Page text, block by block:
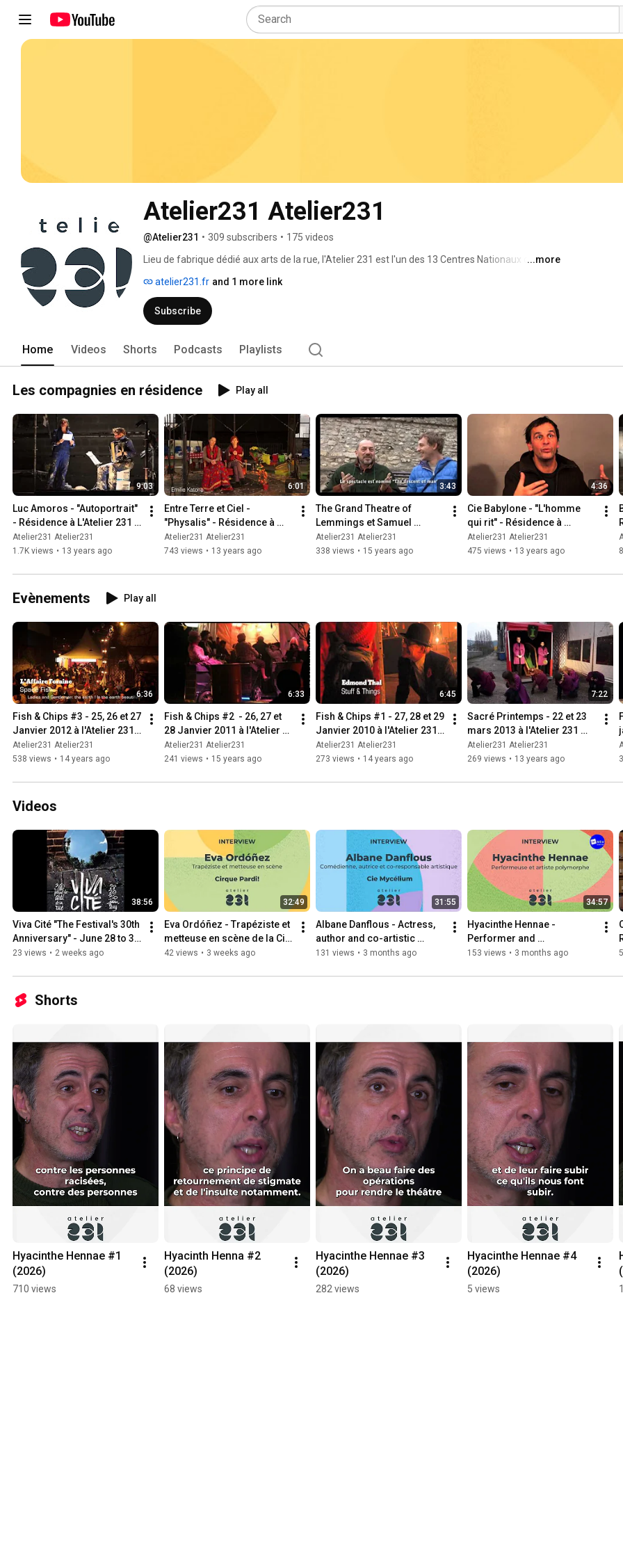
Atelier231 Atelier231
@Atelier231 • 309 subscribers • 175 videos
Lieu de fabrique dédié aux arts de la rue, l'Atelier 231 est l'un des 13 Centres Nationaux des Arts
...more
atelier231.fr and 1 more link
Subscribe
Home Videos Shorts Podcasts Playlists
Les compagnies en résidence Play all
9:03
Luc Amoros - "Autoportrait"
- Résidence à L'Atelier 231
(2012)
Atelier231 Atelier231
1.7K views • 13 years ago
6:01
Entre Terre et Ciel -
"Physalis" - Résidence à
L'Atelier 231 (2012)
Atelier231 Atelier231
743 views • 13 years ago
3:43
The Grand Theatre of
Lemmings et Samuel
Gardes à l'Atelier 231 [ZEPA]
Atelier231 Atelier231
338 views • 15 years ago
4:36
Cie Babylone - "L'homme
qui rit" - Résidence à
l'Atelier 231 (2013)
Atelier231 Atelier231
475 views • 13 years ago
Evènements Play all
6:36
Fish & Chips #3 - 25, 26 et 27
Janvier 2012 à l'Atelier 231
[ZEPA]
Atelier231 Atelier231
538 views • 14 years ago
6:33
Fish & Chips #2  - 26, 27 et
28 Janvier 2011 à l'Atelier
231 [ZEPA]
Atelier231 Atelier231
241 views • 15 years ago
6:45
Fish & Chips #1 - 27, 28 et 29
Janvier 2010 à l'Atelier 231
[ZEPA]
Atelier231 Atelier231
273 views • 14 years ago
7:22
Sacré Printemps - 22 et 23
mars 2013 à l'Atelier 231
avec Annibal et ses
Eléphants
Atelier231 Atelier231
269 views • 13 years ago
Videos
38:56
Viva Cité "The Festival's 30th
Anniversary" - June 28 to 30,
2019
23 views • 2 weeks ago
32:49
Eva Ordóñez - Trapéziste et
metteuse en scène de la Cie
Cirque Pardi!
42 views • 3 weeks ago
31:55
Albane Danflous - Actress,
author and co-artistic
director of the Mycélium
131 views • 3 months ago
34:57
Hyacinthe Hennae -
Performer and
polymorphous artist
153 views • 3 months ago
Shorts
Hyacinthe Hennae #1
(2026)
710 views
Hyacinth Henna #2
(2026)
68 views
Hyacinthe Hennae #3
(2026)
282 views
Hyacinthe Hennae #4
(2026)
5 views